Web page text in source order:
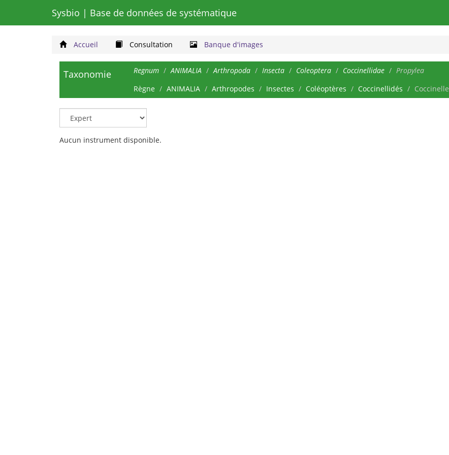
Sysbio | Base de données de systématique
Accueil Consultation Banque d'images
Taxonomie Regnum ANIMALIA Arthropoda Insecta Coleoptera Coccinellidae
Propylea
Règne
ANIMALIA Arthropodes Insectes Coléoptères Coccinellidés Coccinelle
Aucun instrument disponible.